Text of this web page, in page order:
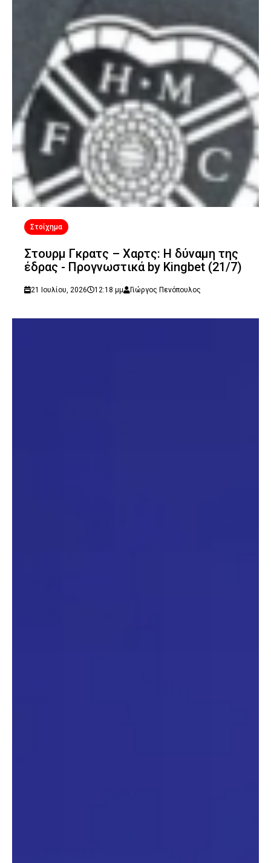
Στοίχημα
Στουρμ Γκρατς – Χαρτς: Η δύναμη της
έδρας - Προγνωστικά by Kingbet (21/7)
21 Ιουλίου, 2026 12:18 μμ Γιώργος Πενόπουλος